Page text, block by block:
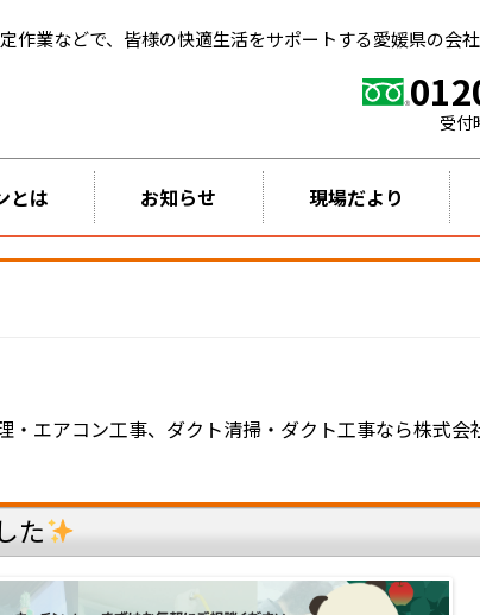
業などで、皆様の快適生活をサポートする愛媛県の会社
受付
とは お知らせ 現場だより
・エアコン工事、ダクト清掃・ダクト工事なら株式会
た